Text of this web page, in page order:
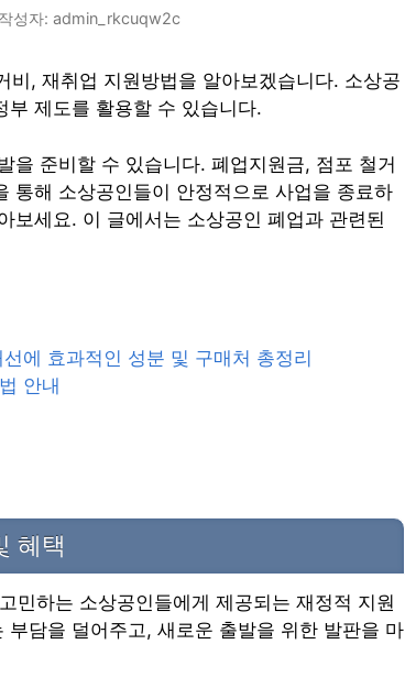
작성자: admin_rkcuqw2c
, 재취업 지원방법을 알아보겠습니다. 소상공
부 제도를 활용할 수 있습니다.
을 준비할 수 있습니다. 폐업지원금, 점포 철거
통해 소상공인들이 안정적으로 사업을 종료하
보세요. 이 글에서는 소상공인 폐업과 관련된
에 효과적인 성분 및 구매처 총정리
안내
혜택
민하는 소상공인들에게 제공되는 재정적 지원
담을 덜어주고, 새로운 출발을 위한 발판을 마